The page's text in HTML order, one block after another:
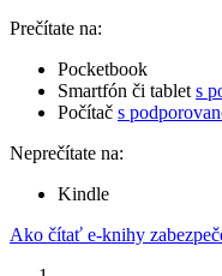
Prečítate na:
Pocketbook
Smartfón či tablet s
Počítač s
Neprečítate na:
Kindle
Ako čítať e-knihy